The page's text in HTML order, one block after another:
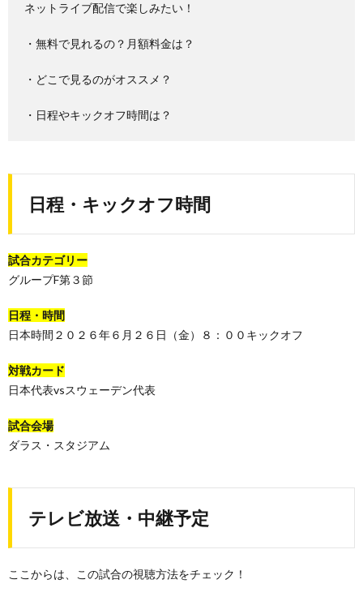
ネットライブ配信で楽しみたい！
・無料で見れるの？月額料金は？
・どこで見るのがオススメ？
・日程やキックオフ時間は？
日程・キックオフ時間
試合カテゴリー
グループF第３節
日程・時間
日本時間２０２６年６月２６日（金）８：００キックオフ
対戦カード
日本代表vsスウェーデン代表
試合会場
ダラス・スタジアム
テレビ放送・中継予定
ここからは、この試合の視聴方法をチェック！